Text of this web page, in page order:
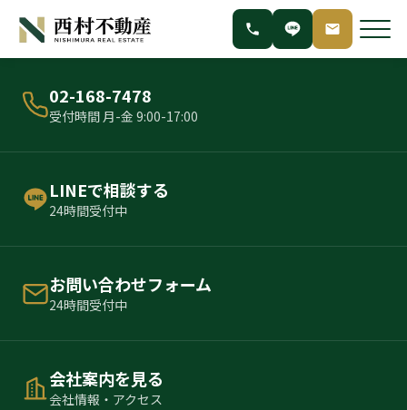
02-168-7478
受付時間 月-金 9:00-17:00
LINEで相談する
24時間受付中
お問い合わせフォーム
24時間受付中
会社案内を見る
会社情報・アクセス